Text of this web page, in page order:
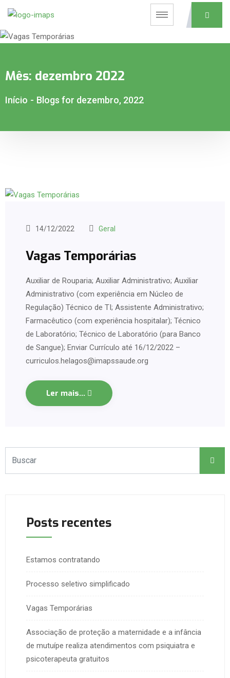
Mês: dezembro 2022
Início - Blogs for dezembro, 2022
14/12/2022 Geral
Vagas Temporárias
Auxiliar de Rouparia; Auxiliar Administrativo; Auxiliar
Administrativo (com experiência em Núcleo de
Regulação) Técnico de TI; Assistente Administrativo;
Farmacêutico (com experiência hospitalar); Técnico
de Laboratório; Técnico de Laboratório (para Banco
de Sangue); Enviar Currículo até 16/12/2022 –
curriculos.helagos@imapssaude.org
Ler mais...
Posts recentes
Estamos contratando
Processo seletivo simplificado
Vagas Temporárias
Associação de proteção a maternidade e a infância
de mutuípe realiza atendimentos com psiquiatra e
psicoterapeuta gratuitos